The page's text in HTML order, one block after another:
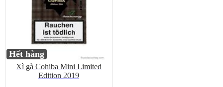
Hết hàng
Xì gà Cohiba Mini Limited
Edition 2019